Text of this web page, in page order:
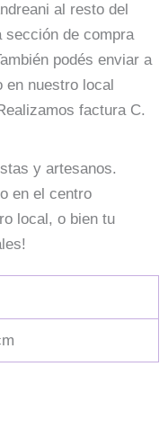
al resto del
de compra
podés enviar a
nuestro local
factura C.
y artesanos.
en el centro
local, o bien tu